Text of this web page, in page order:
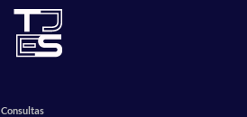
Consultas